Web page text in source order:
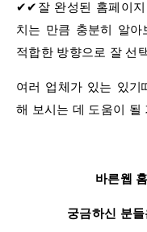
​✔✔잘 완성된 홈페이지
치는 만큼 충분히 알
적합한 방향으로 잘 선
여러 업체가 있는 있기
해 보시는 데 도움이 될
바른웹
궁금하신 분